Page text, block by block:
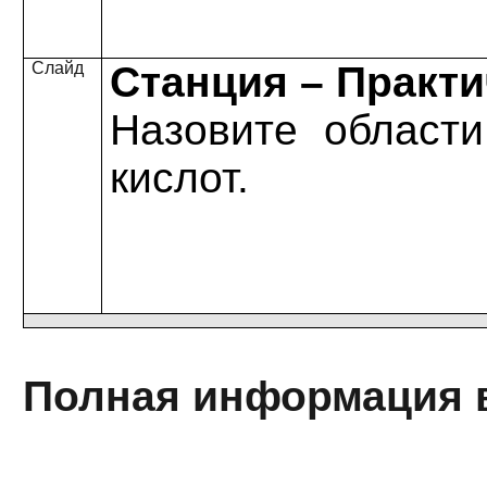
Слайд
Станция –
Назовите
кислот.
Полная информация